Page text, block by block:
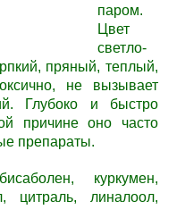
паром.
Цвет
светло-
пряный, теплый,
не вызывает
Глубоко и быстро
причине оно часто
препараты.
куркумен,
цитраль, линалоол,